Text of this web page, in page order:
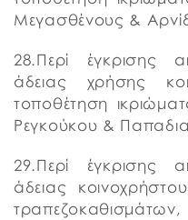
Μεγασθένους &
28.Περί έγκρισης
άδειας χρήσης
τοποθέτηση
Ρεγκούκου &
29.Περί έγκρισης
άδειας